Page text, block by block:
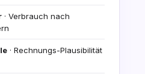
· Verbrauch nach
· Rechnungs-Plausibilität